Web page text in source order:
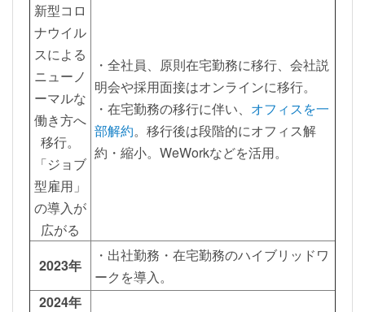
新型コロ
ナウイル
スによる
ニューノ
ーマルな
働き方へ
移行。
「ジョブ
型雇用」
の導入が
広がる
・全社員、原則在宅勤務に移行、会社説
明会や採用面接はオンラインに移行。
・在宅勤務の移行に伴い、 オフィスを一
部解約。移行後は段階的にオフィス解
約・縮小。WeWorkなどを活用。
2023年
・出社勤務・在宅勤務のハイブリッドワ
ークを導入。
2024年